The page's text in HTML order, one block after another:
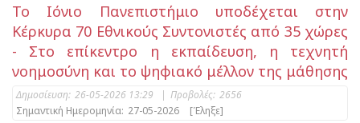
Το Ιόνιο Πανεπιστήμιο υποδέχεται στην
Κέρκυρα 70 Εθνικούς Συντονιστές από 35 χώρες
- Στο επίκεντρο η εκπαίδευση, η τεχνητή
νοημοσύνη και το ψηφιακό μέλλον της μάθησης
Δημοσίευση: 26-05-2026 13:29 | Προβολές: 2656
Σημαντική Ημερομηνία: 27-05-2026
[Έληξε]